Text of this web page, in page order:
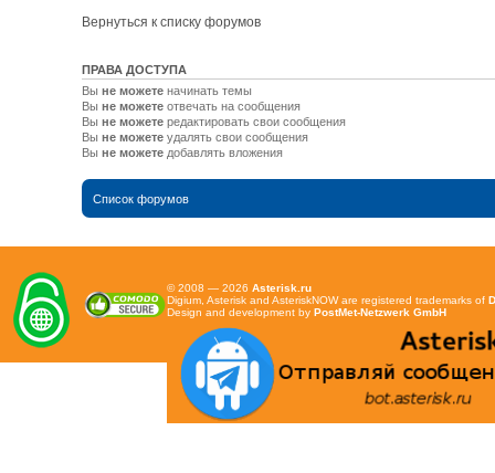
Вернуться к списку форумов
ПРАВА ДОСТУПА
Вы не можетеначинать темы
Вы не можетеотвечать на сообщения
Вы не можетередактировать свои сообщения
Вы не можетеудалять свои сообщения
Вы не можетедобавлять вложения
Список форумов
© 2008 — 2026 Asterisk.ru
Digium, Asterisk and AsteriskNOW are registered trademarks of
Design and development by PostMet-Netzwerk GmbH